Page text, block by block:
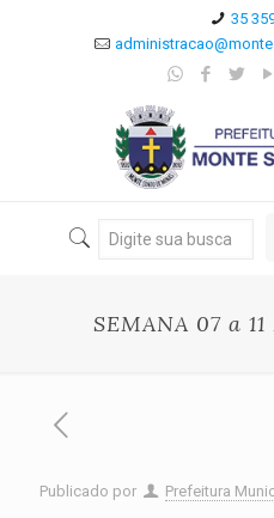
35
SEMANA 07 a
Publicado por Prefeitura